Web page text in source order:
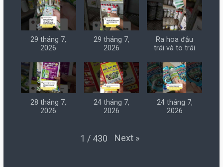
29 tháng 7,
2026
29 tháng 7,
2026
Ra hoa đậu
trái và to trái
28 tháng 7,
2026
24 tháng 7,
2026
24 tháng 7,
2026
1 / 430 Next »